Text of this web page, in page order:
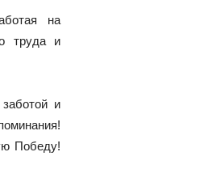
на
труда и
и
Победу!